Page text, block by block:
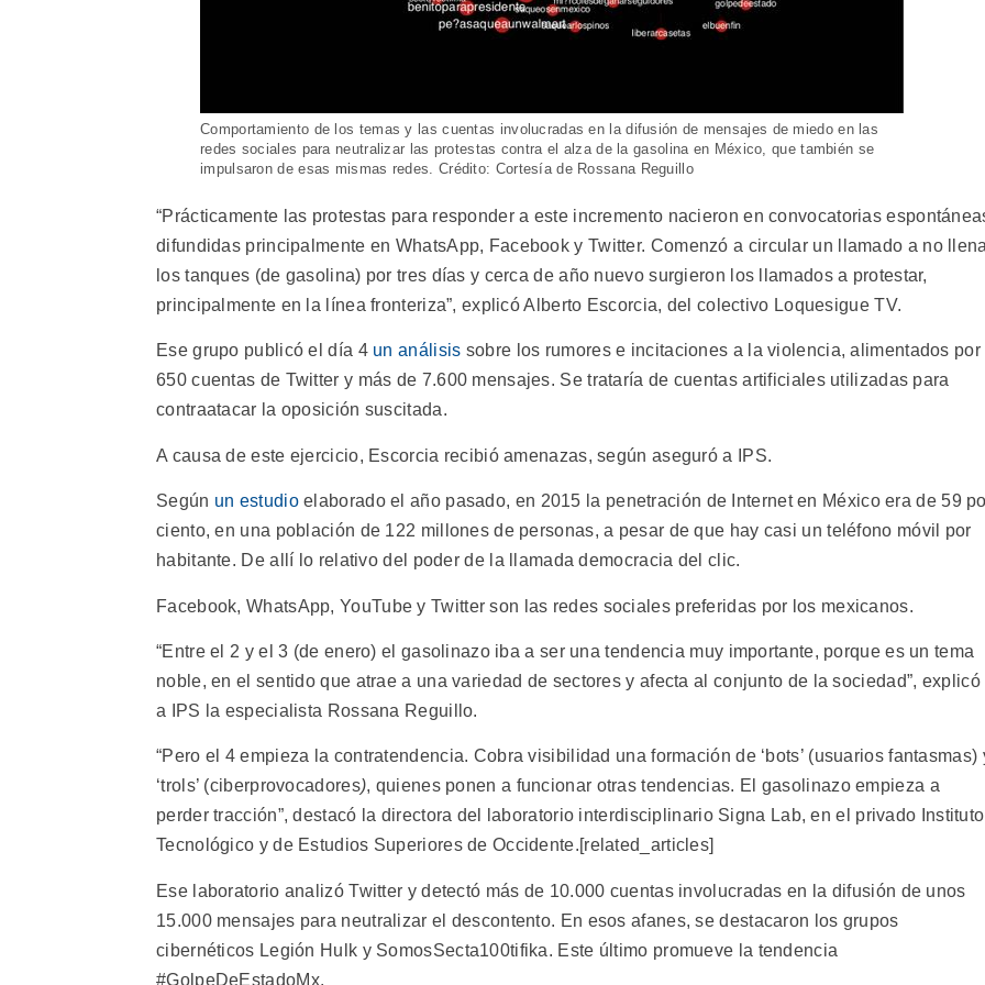
Comportamiento de los temas y las cuentas involucradas en la difusión de mensajes de miedo en las
redes sociales para neutralizar las protestas contra el alza de la gasolina en México, que también se
impulsaron de esas mismas redes. Crédito: Cortesía de Rossana Reguillo
“Prácticamente las protestas para responder a este incremento nacieron en convocatorias
difundidas principalmente en WhatsApp, Facebook y Twitter. Comenzó a circular un llamado a no
los tanques (de gasolina) por tres días y cerca de año nuevo surgieron los llamados a protestar,
principalmente en la línea fronteriza”, explicó Alberto Escorcia, del colectivo Loquesigue TV.
Ese grupo publicó el día 4 un análisis sobre los rumores e incitaciones a la violencia, alimentados por
650 cuentas de Twitter y más de 7.600 mensajes. Se trataría de cuentas artificiales utilizadas para
contraatacar la oposición suscitada.
A causa de este ejercicio, Escorcia recibió amenazas, según aseguró a IPS.
Según un estudioelaborado el año pasado, en 2015 la penetración de Internet en México era de 59
ciento, en una población de 122 millones de personas, a pesar de que hay casi un teléfono móvil por
habitante. De allí lo relativo del poder de la llamada democracia del clic.
Facebook, WhatsApp, YouTube y Twitter son las redes sociales preferidas por los mexicanos.
“Entre el 2 y el 3 (de enero) el gasolinazo iba a ser una tendencia muy importante, porque es un tema
noble, en el sentido que atrae a una variedad de sectores y afecta al conjunto de la sociedad”, explicó
a IPS la especialista Rossana Reguillo.
“Pero el 4 empieza la contratendencia. Cobra visibilidad una formación de ‘bots’ (usuarios fantasmas)
‘trols’ (ciberprovocadores), quienes ponen a funcionar otras tendencias. El gasolinazo empieza a
perder tracción”, destacó la directora del laboratorio interdisciplinario Signa Lab, en el privado Instituto
Tecnológico y de Estudios Superiores de Occidente.[related_articles]
Ese laboratorio analizó Twitter y detectó más de 10.000 cuentas involucradas en la difusión de unos
15.000 mensajes para neutralizar el descontento. En esos afanes, se destacaron los grupos
cibernéticos Legión Hulk y SomosSecta100tifika. Este último promueve la tendencia
#GolpeDeEstadoMx.